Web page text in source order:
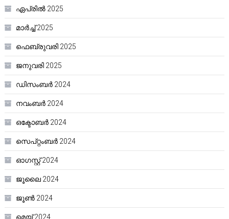
ഏപ്രിൽ 2025
മാർച്ച്‌ 2025
ഫെബ്രുവരി 2025
ജനുവരി 2025
ഡിസംബർ 2024
നവംബർ 2024
ഒക്ടോബർ 2024
സെപ്റ്റംബർ 2024
ഓഗസ്റ്റ്‌ 2024
ജൂലൈ 2024
ജൂൺ 2024
മെയ്‌ 2024